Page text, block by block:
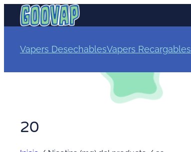
Vapers DesechablesVapers Recargables
20